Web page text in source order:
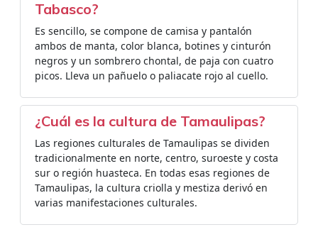
Tabasco?
Es sencillo, se compone de camisa y pantalón
ambos de manta, color blanca, botines y cinturón
negros y un sombrero chontal, de paja con cuatro
picos. Lleva un pañuelo o paliacate rojo al cuello.
¿Cuál es la cultura de Tamaulipas?
Las regiones culturales de Tamaulipas se dividen
tradicionalmente en norte, centro, suroeste y costa
sur o región huasteca. En todas esas regiones de
Tamaulipas, la cultura criolla y mestiza derivó en
varias manifestaciones culturales.